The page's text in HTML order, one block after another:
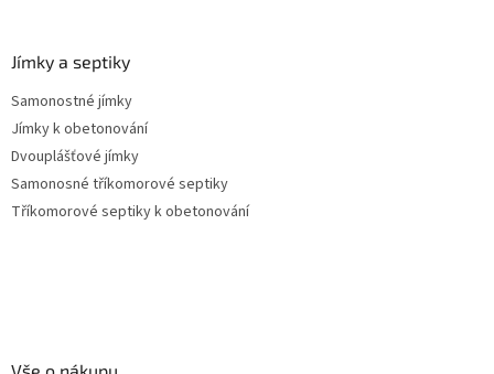
Jímky a septiky
Samonostné jímky
Jímky k obetonování
Dvouplášťové jímky
Samonosné tříkomorové septiky
Tříkomorové septiky k obetonování